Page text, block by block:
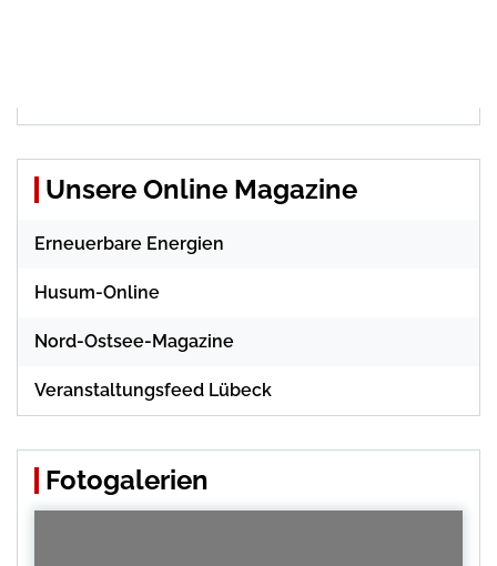
Unsere Online Magazine
Erneuerbare Energien
Husum-Online
Nord-Ostsee-Magazine
Veranstaltungsfeed Lübeck
Fotogalerien